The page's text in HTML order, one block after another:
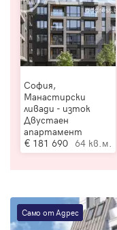
София,
Манастирски
ливади - изток
Двустаен
апартамент
181 690 64 кв.м.
Само от Адрес